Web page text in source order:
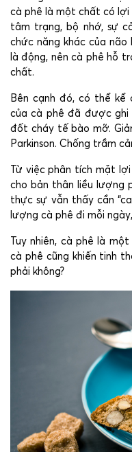
cà phê là một chất có
tâm trạng, bộ nhớ, sự
chức năng khác của
là động, nên cà phê hỗ
chất.
Bên cạnh đó, có thể
của cà phê đã được ghi
đốt cháy tế bào mỡ.
Parkinson. Chống trầm
Từ việc phân tích mặt
cho bản thân liều lượng
thực sự vẫn thấy cần
lượng cà phê đi mỗi
Tuy nhiên, cà phê là
cà phê cũng khiến tinh
phải không?